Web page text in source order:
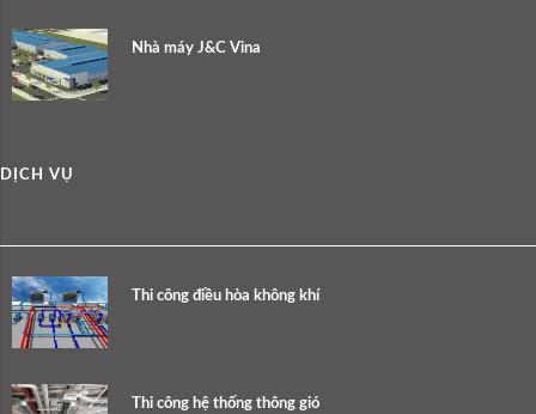
Nhà máy J&C Vina
DỊCH VỤ
Thi công điều hòa không khí
Thi công hệ thống thông gió